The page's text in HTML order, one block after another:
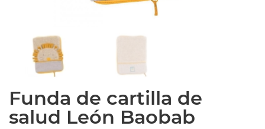
Funda de cartilla de
salud León Baobab